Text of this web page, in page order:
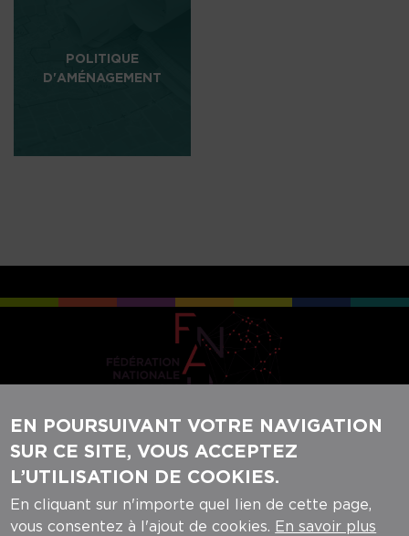
POLITIQUE
D'AMÉNAGEMENT
REJOIGNEZ-NOUS SUR NOS RÉSEAUX
SOCIAUX :
EN POURSUIVANT VOTRE NAVIGATION
SUR CE SITE, VOUS ACCEPTEZ
L’UTILISATION DE COOKIES.
En cliquant sur n'importe quel lien de cette page,
vous consentez à l'ajout de cookies. En savoir plus